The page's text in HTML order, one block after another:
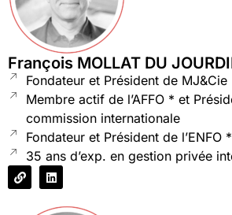
François MOLLAT DU
Fondateur et Président de MJ&Cie
Membre actif de l’AFFO * et
commission internationale
Fondateur et Président de l’ENFO
35 ans d’exp. en gestion privée